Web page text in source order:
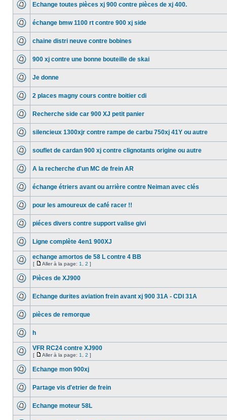
Echange toutes pièces xj 900 contre pièces de xj 400.
échange bmw 1100 rt contre 900 xj side
chaine distri neuve contre bobines
900 xj contre une bonne bouteille de skai
Je donne
2 places magny cours contre boitier cdi
Recherche side car 900 XJ petit panier
silencieux 1300xjr contre rampe de carbu 750xj 41Y ou autre
souflet de cardan 900 xj contre clignotants origine ou autre
A la recherche d'un MC de frein AR
échange étriers avant ou arrière contre Neiman avec clés
pour les amoureux de café racer !!
piéces divers contre support valise givi
Ligne complète 4en1 900XJ
echange amortos de 58 L contre 4 BB
[ Aller à la page: 1 2 ]
Pièces de XJ900
Echange durites aviation frein avant xj 900 31A - CDI 31A
pièces de remorque
h
VFR RC24 contre XJ900
[ Aller à la page: 1 2 ]
Echange mon 900xj
Partage vis d'etrier de frein
Echange moteur 58L